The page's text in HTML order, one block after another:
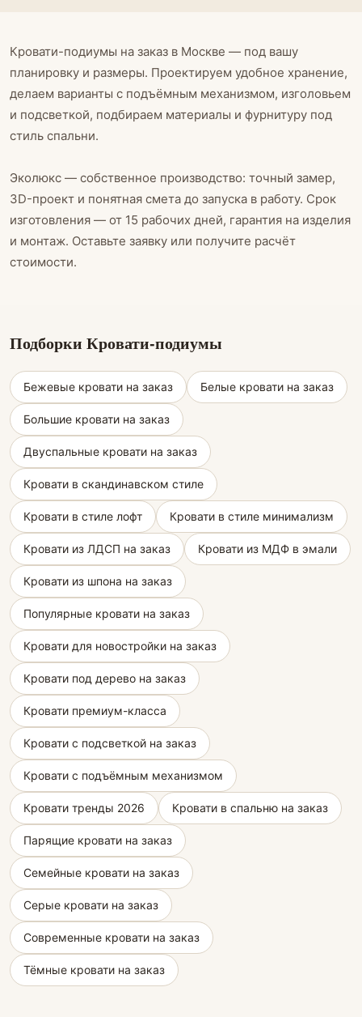
Кровати-подиумы на заказ в Москве — под вашу
планировку и размеры. Проектируем удобное хранение,
делаем варианты с подъёмным механизмом, изголовьем
и подсветкой, подбираем материалы и фурнитуру под
стиль спальни.
Эколюкс — собственное производство: точный замер,
3D-проект и понятная смета до запуска в работу. Срок
изготовления — от 15 рабочих дней, гарантия на изделия
и монтаж. Оставьте заявку или получите расчёт
стоимости.
Подборки Кровати-подиумы
Бежевые кровати на заказ Белые кровати на заказ
Большие кровати на заказ
Двуспальные кровати на заказ
Кровати в скандинавском стиле
Кровати в стиле лофт Кровати в стиле минимализм
Кровати из ЛДСП на заказ Кровати из МДФ в эмали
Кровати из шпона на заказ
Популярные кровати на заказ
Кровати для новостройки на заказ
Кровати под дерево на заказ
Кровати премиум-класса
Кровати с подсветкой на заказ
Кровати с подъёмным механизмом
Кровати тренды 2026 Кровати в спальню на заказ
Парящие кровати на заказ
Семейные кровати на заказ
Серые кровати на заказ
Современные кровати на заказ
Тёмные кровати на заказ